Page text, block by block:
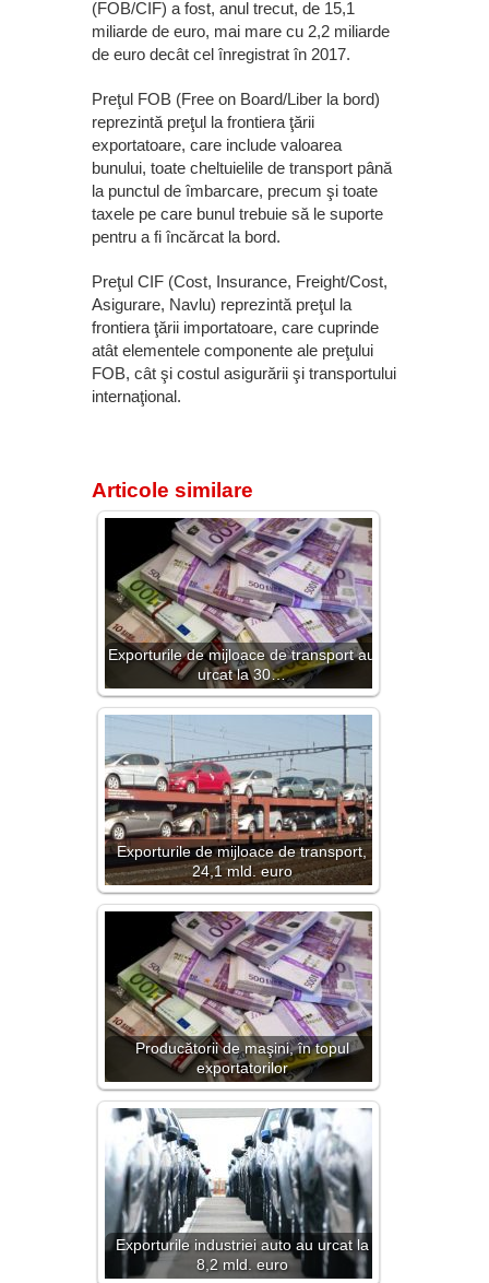
(FOB/CIF) a fost, anul trecut, de 15,1
miliarde de euro, mai mare cu 2,2 miliarde
de euro decât cel înregistrat în 2017.
Preţul FOB (Free on Board/Liber la bord)
reprezintă preţul la frontiera ţării
exportatoare, care include valoarea
bunului, toate cheltuielile de transport până
la punctul de îmbarcare, precum şi toate
taxele pe care bunul trebuie să le suporte
pentru a fi încărcat la bord.
Preţul CIF (Cost, Insurance, Freight/Cost,
Asigurare, Navlu) reprezintă preţul la
frontiera ţării importatoare, care cuprinde
atât elementele componente ale preţului
FOB, cât şi costul asigurării şi transportului
internaţional.
Articole similare
Exporturile de mijloace de transport au
urcat la 30…
Exporturile de mijloace de transport,
24,1 mld. euro
Producătorii de maşini, în topul
exportatorilor
Exporturile industriei auto au urcat la
8,2 mld. euro